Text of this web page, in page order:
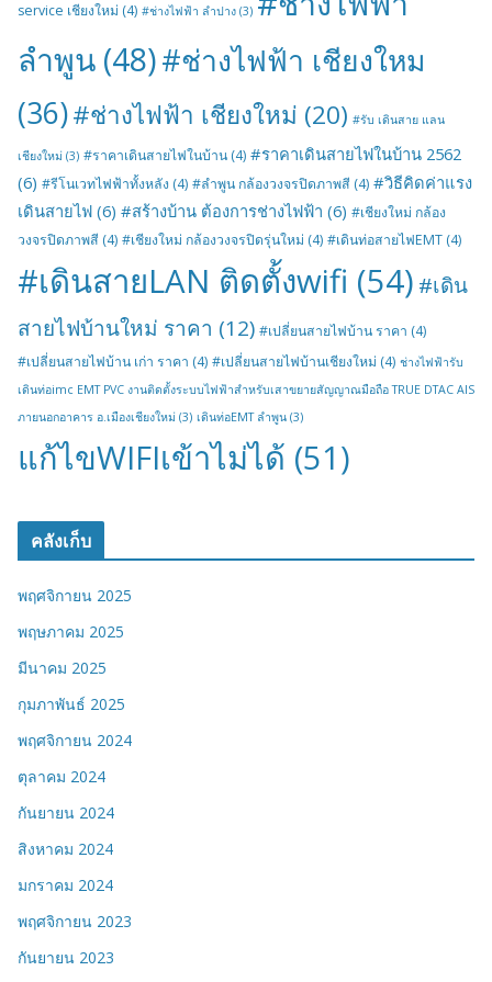
service เชียงใหม่ (4) #ช่างไฟฟ้า ลำปาง (3)
ลำพูน (48)#ช่างไฟฟ้า เชียงใหม
(36)#ช่างไฟฟ้า เชียงใหม่ (20) #รับ เดินสาย แลน
เชียงใหม่ (3) #ราคาเดินสายไฟในบ้าน (4) #ราคาเดินสายไฟในบ้าน 2562
(6) #รีโนเวทไฟฟ้าทั้งหลัง (4) #ลำพูน กล้องวงจรปิดภาพสี (4) #วิธีคิดค่าแรง
เดินสายไฟ (6) #สร้างบ้าน ต้องการช่างไฟฟ้า (6) #เชียงใหม่ กล้อง
วงจรปิดภาพสี (4) #เชียงใหม่ กล้องวงจรปิดรุ่นใหม่ (4) #เดินท่อสายไฟEMT (4)
#เดินสายLAN ติดตั้งwifi (54) #เดิน
สายไฟบ้านใหม่ ราคา (12) #เปลี่ยนสายไฟบ้าน ราคา (4)
#เปลี่ยนสายไฟบ้าน เก่า ราคา (4) #เปลี่ยนสายไฟบ้านเชียงใหม่ (4) ช่างไฟฟ้ารับ
เดินท่อimc EMT PVC งานติดตั้งระบบไฟฟ้าสำหรับเสาขยายสัญญาณมือถือ TRUE DTAC AIS
ภายนอกอาคาร อ.เมืองเชียงใหม่ (3) เดินท่อEMT ลำพูน (3)
แก้ไขWIFIเข้าไม่ได้ (51)
คลังเก็บ
พฤศจิกายน 2025
พฤษภาคม 2025
มีนาคม 2025
กุมภาพันธ์ 2025
พฤศจิกายน 2024
ตุลาคม 2024
กันยายน 2024
สิงหาคม 2024
มกราคม 2024
พฤศจิกายน 2023
กันยายน 2023